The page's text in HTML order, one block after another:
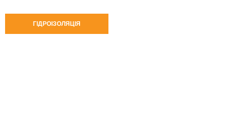
ГІДРОІЗОЛЯЦІЯ